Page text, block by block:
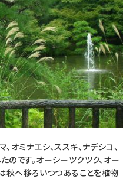
オミナエシ、ススキ、ナデシコ、
のです。オーシーツクツク、オー
秋へ移ろいつつあることを植物